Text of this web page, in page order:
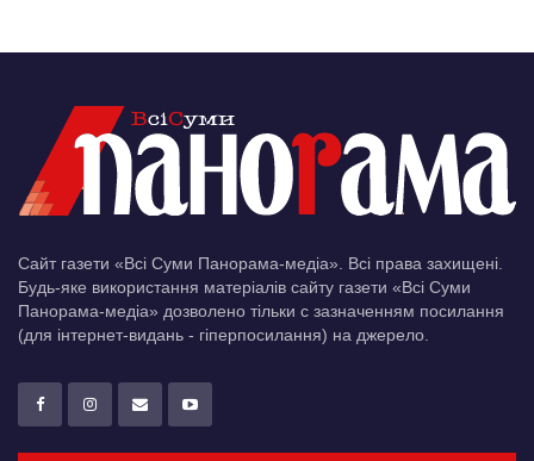
Сайт газети «Всі Суми Панорама-медіа». Всі права захищені.
Будь-яке використання матеріалів сайту газети «Всі Суми
Панорама-медіа» дозволено тільки c зазначенням посилання
(для інтернет-видань - гіперпосилання) на джерело.